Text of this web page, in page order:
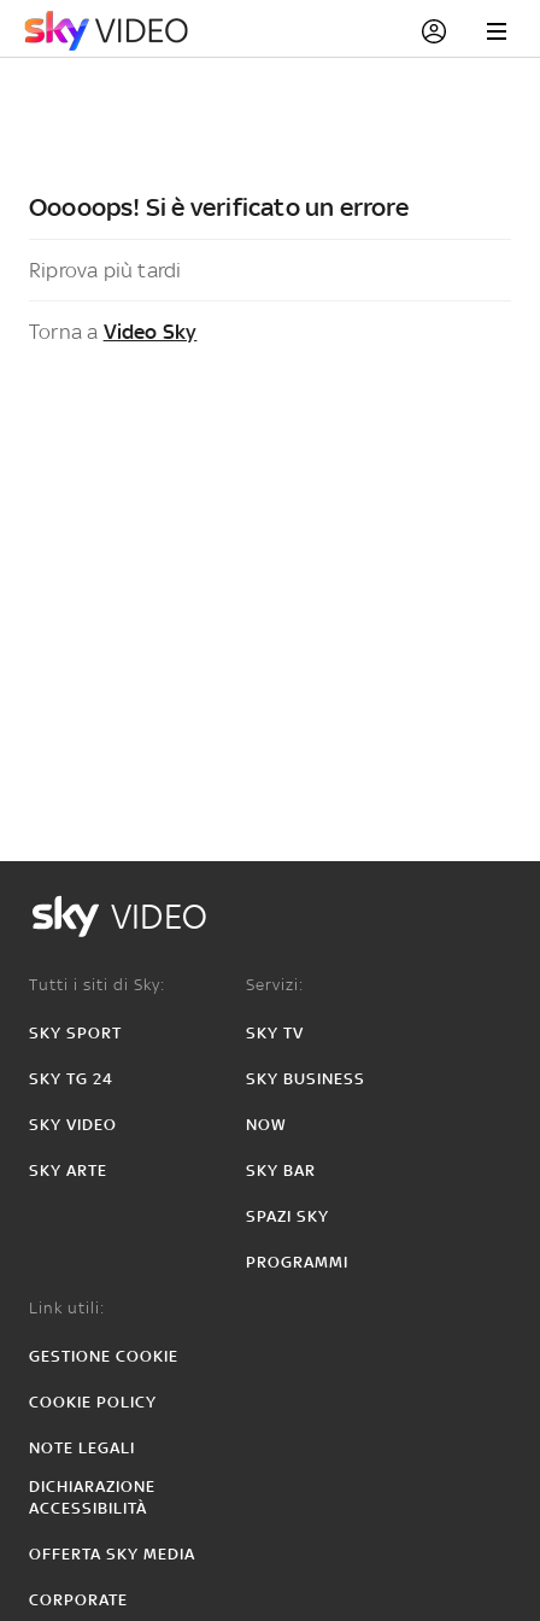
Ooooops! Si è verificato un errore
Riprova più tardi
Torna a Video Sky
VIDEO
Tutti i siti di Sky:
SKY SPORT
SKY TG 24
SKY VIDEO
SKY ARTE
Servizi:
SKY TV
SKY BUSINESS
NOW
SKY BAR
SPAZI SKY
PROGRAMMI
Link utili:
GESTIONE COOKIE
COOKIE POLICY
NOTE LEGALI
DICHIARAZIONE
ACCESSIBILITÀ
OFFERTA SKY MEDIA
CORPORATE